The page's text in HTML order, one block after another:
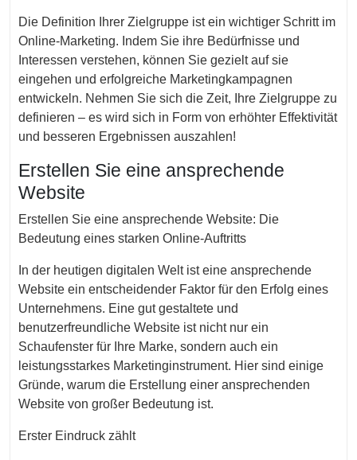
Die Definition Ihrer Zielgruppe ist ein wichtiger Schritt im
Online-Marketing. Indem Sie ihre Bedürfnisse und
Interessen verstehen, können Sie gezielt auf sie
eingehen und erfolgreiche Marketingkampagnen
entwickeln. Nehmen Sie sich die Zeit, Ihre Zielgruppe zu
definieren – es wird sich in Form von erhöhter Effektivität
und besseren Ergebnissen auszahlen!
Erstellen Sie eine ansprechende
Website
Erstellen Sie eine ansprechende Website: Die
Bedeutung eines starken Online-Auftritts
In der heutigen digitalen Welt ist eine ansprechende
Website ein entscheidender Faktor für den Erfolg eines
Unternehmens. Eine gut gestaltete und
benutzerfreundliche Website ist nicht nur ein
Schaufenster für Ihre Marke, sondern auch ein
leistungsstarkes Marketinginstrument. Hier sind einige
Gründe, warum die Erstellung einer ansprechenden
Website von großer Bedeutung ist.
Erster Eindruck zählt